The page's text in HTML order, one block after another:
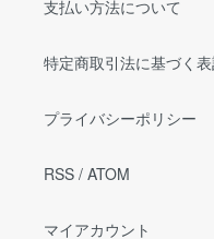
支払い方法について
特定商取引法に基づく
プライバシーポリシー
RSS / ATOM
マイアカウント